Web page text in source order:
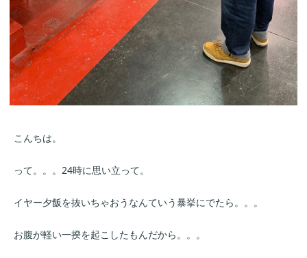
こんちは。
って。。。24時に思い立って。
イヤー夕飯を抜いちゃおうなんていう暴挙にでたら。。。
お腹が軽い一揆を起こしたもんだから。。。